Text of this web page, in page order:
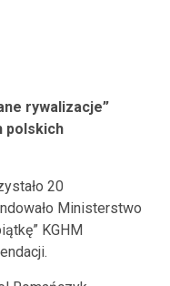
rywalizacje”
polskich
20
Ministerstwo
KGHM